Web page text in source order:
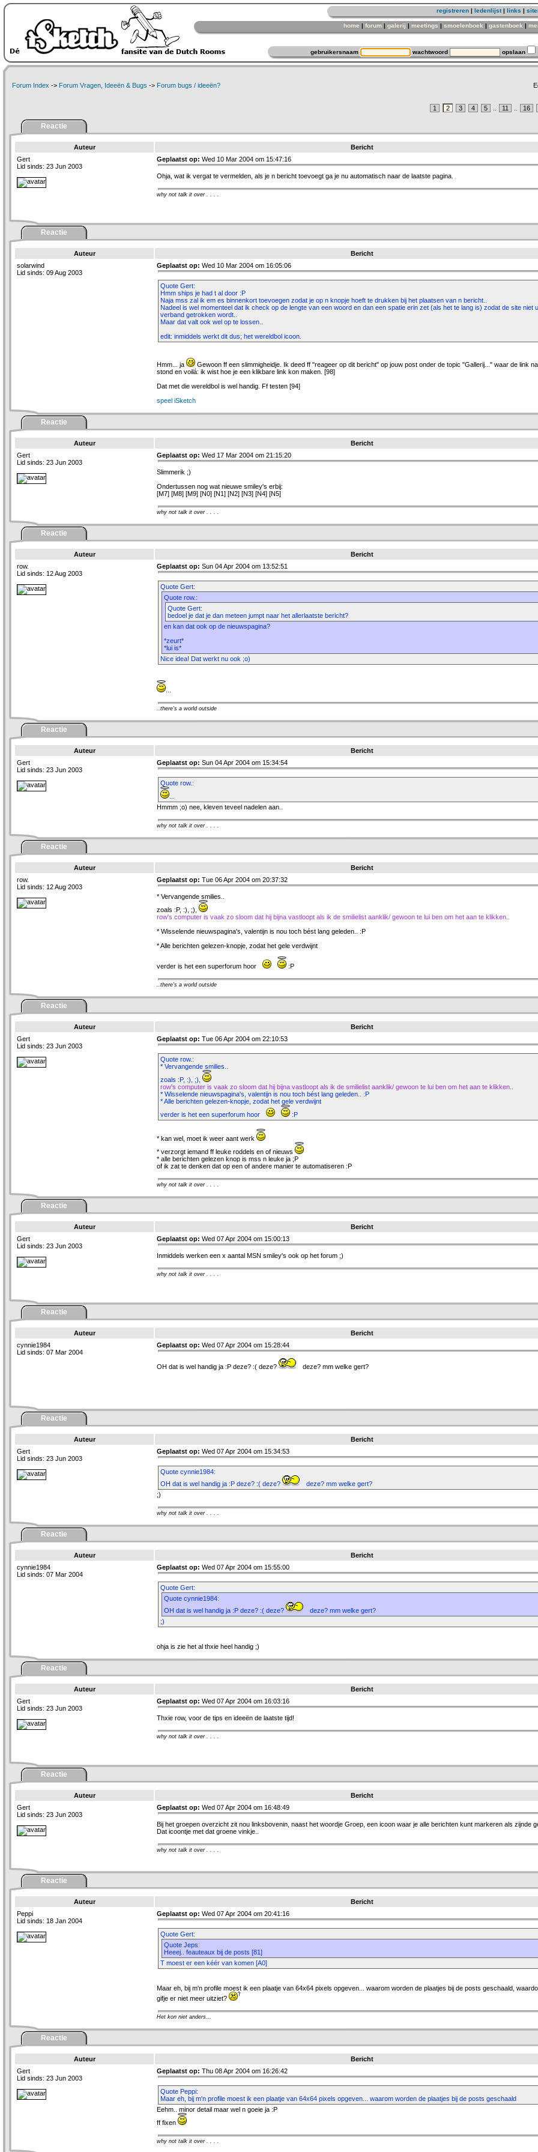
registreren | ledenlijst| links |
home | forum | galerij | meetings | smoelenboek | gastenboek |
gebruikersnaam wachtwoord opslaan
Forum Index -> Forum Vragen, Ideeën & Bugs -> Forum bugs / ideeën?
1 2 3 4 5 11 16
Reactie
Auteur
Bericht
Gert
Lid sinds: 23 Jun 2003
Geplaatst op: Wed 10 Mar 2004 om 15:47:16
Ohja, wat ik vergat te vermelden, als je n bericht toevoegt ga je nu automatisch naar de laatste pagina.
why not talk it over . . . .
Reactie
Auteur
Bericht
solarwind
Lid sinds: 09 Aug 2003
Geplaatst op: Wed 10 Mar 2004 om 16:05:06
Quote Gert:
Hmm ships je had t al door :P
Naja mss zal ik em es binnenkort toevoegen zodat je op n knopje hoeft te drukken bij het plaatsen van n bericht..
Nadeel is wel momenteel dat ik check op de lengte van een woord en dan een spatie erin zet (als het te lang is) zodat de site niet
verband getrokken wordt..
Maar dat valt ook wel op te lossen..
edit: inmiddels werkt dit dus; het wereldbol icoon.
Hmm... ja
Gewoon ff een slimmigheidje. Ik deed ff "reageer op dit bericht" op jouw post onder de topic "Gallerij..." waar de link
stond en voilá: ik wist hoe je een klikbare link kon maken. [98]
Dat met die wereldbol is wel handig. Ff testen [94]
speel iSketch
Reactie
Auteur
Bericht
Gert
Lid sinds: 23 Jun 2003
Geplaatst op: Wed 17 Mar 2004 om 21:15:20
Slimmerik ;)
Ondertussen nog wat nieuwe smiley's erbij:
[M7] [M8] [M9] [N0] [N1] [N2] [N3] [N4] [N5]
why not talk it over . . . .
Reactie
Auteur
Bericht
row.
Lid sinds: 12 Aug 2003
Geplaatst op: Sun 04 Apr 2004 om 13:52:51
Quote Gert:
Quote row.:
Quote Gert:
bedoel je dat je dan meteen jumpt naar het allerlaatste bericht?
en kan dat ook op de nieuwspagina?
*zeurt*
*lui is*
Nice idea! Dat werkt nu ook ;o)
..there's a world outside
Reactie
Auteur
Bericht
Gert
Lid sinds: 23 Jun 2003
Geplaatst op: Sun 04 Apr 2004 om 15:34:54
Quote row.:
Hmmm ;o) nee, kleven teveel nadelen aan..
why not talk it over . . . .
Reactie
Auteur
Bericht
row.
Lid sinds: 12 Aug 2003
Geplaatst op: Tue 06 Apr 2004 om 20:37:32
* Vervangende smilies..
zoals :P, :), ;),
row's computer is vaak zo sloom dat hij bijna vastloopt als ik de smilielist aanklik/ gewoon te lui ben om het aan te klikken..
* Wisselende nieuwspagina's, valentijn is nou toch bést lang geleden.. :P
* Alle berichten gelezen-knopje, zodat het gele verdwijnt
verder is het een superforum hoor :P
..there's a world outside
Reactie
Auteur
Bericht
Gert
Lid sinds: 23 Jun 2003
Geplaatst op: Tue 06 Apr 2004 om 22:10:53
Quote row.:
* Vervangende smilies..
zoals :P, :), ;),
row's computer is vaak zo sloom dat hij bijna vastloopt als ik de smilielist aanklik/ gewoon te lui ben om het aan te klikken..
* Wisselende nieuwspagina's, valentijn is nou toch bést lang geleden.. :P
* Alle berichten gelezen-knopje, zodat het gele verdwijnt
verder is het een superforum hoor
:P
* kan wel, moet ik weer aant werk
* verzorgt iemand ff leuke roddels en of nieuws
* alle berichten gelezen knop is mss n leuke ja ;P
of ik zat te denken dat op een of andere manier te automatiseren :P
why not talk it over . . . .
Reactie
Auteur
Bericht
Gert
Lid sinds: 23 Jun 2003
Geplaatst op: Wed 07 Apr 2004 om 15:00:13
Inmiddels werken een x aantal MSN smiley's ook op het forum ;)
why not talk it over . . . .
Reactie
Auteur
Bericht
cynnie1984
Lid sinds: 07 Mar 2004
Geplaatst op: Wed 07 Apr 2004 om 15:28:44
OH dat is wel handig ja :P deze? :( deze? deze? mm welke gert?
Reactie
Auteur
Bericht
Gert
Lid sinds: 23 Jun 2003
Geplaatst op: Wed 07 Apr 2004 om 15:34:53
Quote cynnie1984:
OH dat is wel handig ja :P deze? :( deze?
deze? mm welke gert?
;)
why not talk it over . . . .
Reactie
Auteur
Bericht
cynnie1984
Lid sinds: 07 Mar 2004
Geplaatst op: Wed 07 Apr 2004 om 15:55:00
Quote Gert:
Quote cynnie1984:
OH dat is wel handig ja :P deze? :( deze?
deze? mm welke gert?
;)
ohja is zie het al thxie heel handig ;)
Reactie
Auteur
Bericht
Gert
Lid sinds: 23 Jun 2003
Geplaatst op: Wed 07 Apr 2004 om 16:03:16
Thxie row, voor de tips en ideeën de laatste tijd!
why not talk it over . . . .
Reactie
Auteur
Bericht
Gert
Lid sinds: 23 Jun 2003
Geplaatst op: Wed 07 Apr 2004 om 16:48:49
Bij het groepen overzicht zit nou linksbovenin, naast het woordje Groep, een icoon waar je alle berichten kunt markeren als zijnde
Dat icoontje met dat groene vinkje..
why not talk it over . . . .
Reactie
Auteur
Bericht
Peppi
Lid sinds: 18 Jan 2004
Geplaatst op: Wed 07 Apr 2004 om 20:41:16
Quote Gert:
Quote Jeps:
Heeej.. feauteaux bij de posts [81]
T moest er een kéér van komen [A0]
Maar eh, bij m'n profile moest ik een plaatje van 64x64 pixels opgeven... waarom worden de plaatjes bij de posts geschaald,
gifje er niet meer uitziet?
Het kon niet anders...
Reactie
Auteur
Bericht
Gert
Lid sinds: 23 Jun 2003
Geplaatst op: Thu 08 Apr 2004 om 16:26:42
Quote Peppi:
Maar eh, bij m'n profile moest ik een plaatje van 64x64 pixels opgeven... waarom worden de plaatjes bij de posts geschaald
Eehm.. minor detail maar wel n goeie ja :P
ff fixen
why not talk it over . . . .